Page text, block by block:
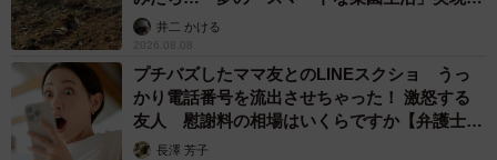
るか井二 かける
2026.08.08
プチバズしたママ友とのLINEスクショ うっ
かり電話番号を流出させちゃった！ 激怒する
友人 慰謝料の相場はいくらですか【弁護士が
解説】長澤 芳子